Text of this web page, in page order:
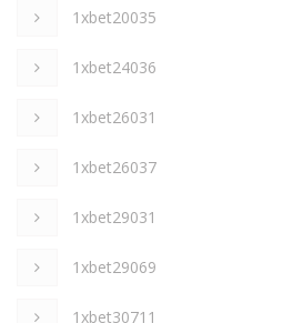
1xbet20035
1xbet24036
1xbet26031
1xbet26037
1xbet29031
1xbet29069
1xbet30711